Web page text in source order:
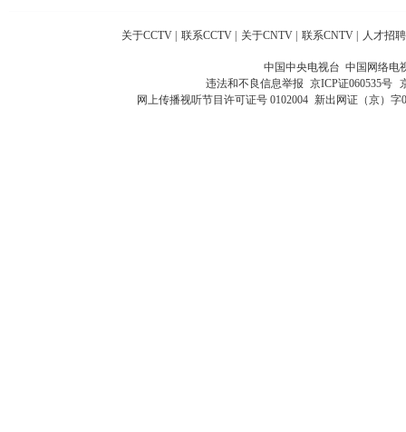
关于CCTV 联系CCTV 关于CNTV 联系CNTV 人才招聘
中国中央电视台 中国网络电
违法和不良信息举报 京ICP证060535号
网上传播视听节目许可证号 0102004 新出网证（京）